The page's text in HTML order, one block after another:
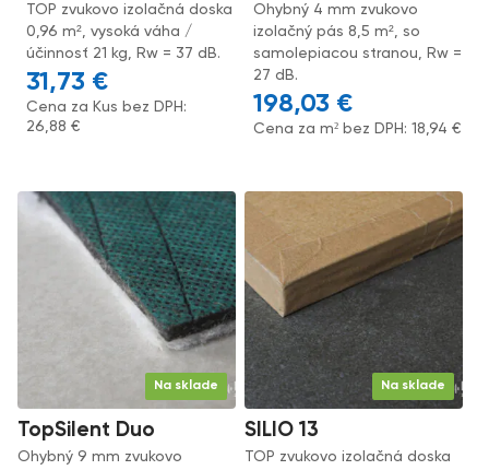
TOP zvukovo izolačná doska
0,96 m², vysoká váha /
účinnosť 21 kg, Rw = 37 dB.
31,73 €
Cena za Kus bez DPH:
26,88€
Ohybný 4 mm zvukovo
izolačný pás 8,5 m², so
samolepiacou stranou, Rw =
27 dB.
198,03 €
Cena za m² bez DPH:18,94€
Na sklade
TopSilent Duo
Ohybný 9 mm zvukovo
Na sklade
SILIO 13
TOP zvukovo izolačná doska